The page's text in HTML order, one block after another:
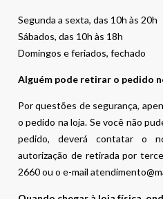
Segunda a sexta, das 10h às 20h
Sábados, das 10h às 18h
Domingos e feriados, fechado
Alguém pode retirar o pedido
Por questões de segurança,
o pedido na loja. Se você não
pedido, deverá contatar o
autorização de retirada por
2660 ou o e-mail